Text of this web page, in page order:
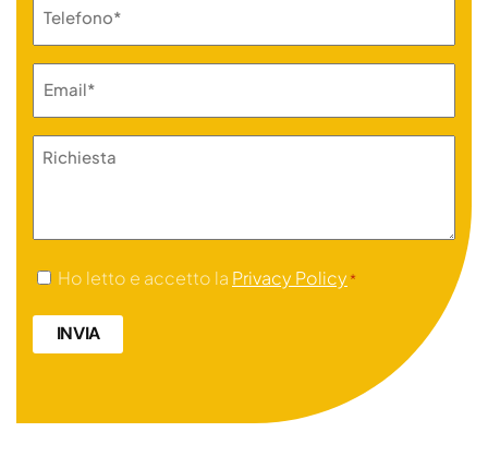
Richiesta
Consenso
Ho letto e accetto la Privacy Policy *